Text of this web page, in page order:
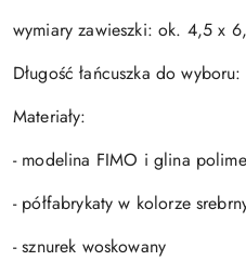
wymiary zawieszki: ok. 4,5 x
Długość łańcuszka do
Materiały:
- modelina FIMO i glina
- półfabrykaty w kolorze
- sznurek woskowany